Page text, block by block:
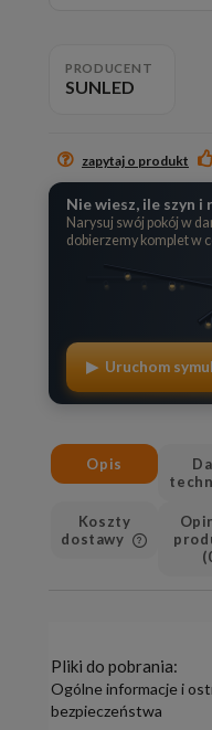
PRODUCENT
SUNLED
zapytaj o produkt
Nie wiesz, ile szyn
Narysuj swój pokój w
dobierzemy komplet w
▶ Uruchom
Opis
Koszty
dostawy
Cena nie zawiera
Pliki do pobrania:
Ogólne informacje i
bezpieczeństwa